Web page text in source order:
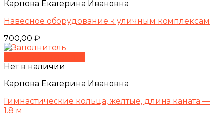
Карпова Екатерина Ивановна
Навесное оборудование к уличным комплексам
700,00 ₽
Нет в наличии
Карпова Екатерина Ивановна
Гимнастические кольца, желтые, длина каната —
1.8 м